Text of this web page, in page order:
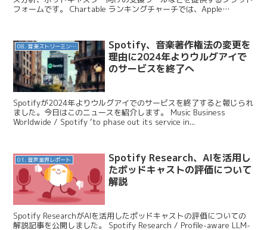
フォームです。 Chartable ランキングチャーチでは、Apple
08. 音楽ストリーミングサービス
Spotify、音楽著作権法の変更を
理由に2024年よりウルグアイで
のサービスを終了へ
Spotifyが2024年よりウルグアイでのサービスを終了すると報じられ
ました。今日はこのニュースを紹介します。 Music Business
Worldwide / Spotify ‘to phase out its service in...
01. 音声業界レポート
Spotify Research、AIを活用し
たポッドキャストの評価について
解説
Spotify ResearchがAIを活用したポッドキャストの評価についての
解説記事を公開しました。 Spotify Research / Profile-aware LLM-